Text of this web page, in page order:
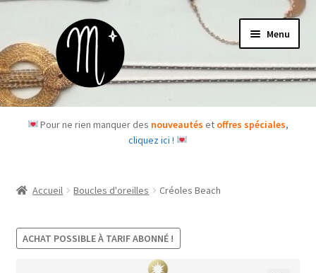
à
la
navigation
au
contenu
Menu
Accueil
Pour ne rien manquer des nouveautéset offres spéciales,
cliquez ici !
Accueil Boucles d'oreilles Créoles Beach
ACHAT POSSIBLE À TARIF ABONNÉ !